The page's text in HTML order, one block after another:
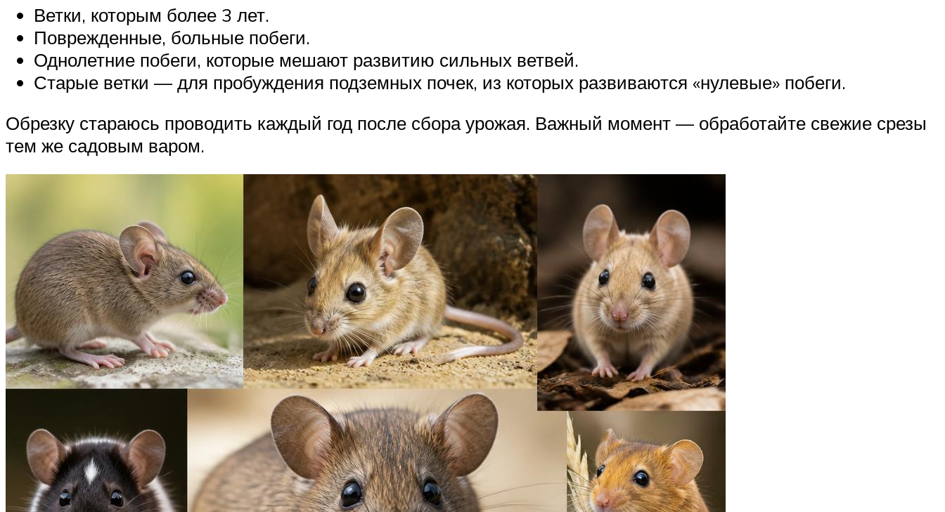
Ветки, которым более 3 лет.
Поврежденные, больные побеги.
Однолетние побеги, которые мешают развитию сильных ветвей.
Старые ветки — для пробуждения подземных почек, из которых развиваются «нулевые» побеги.
Обрезку стараюсь проводить каждый год после сбора урожая. Важный момент — обработайте свежие срезы
тем же садовым варом.